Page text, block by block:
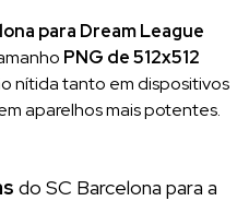
para Dream League
PNG de 512x512
nítida tanto em dispositivos
aparelhos mais potentes.
do SC Barcelona para a